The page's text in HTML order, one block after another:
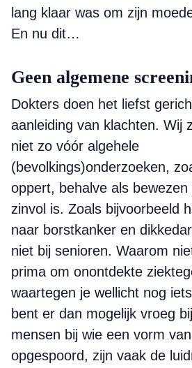
lang klaar was om zijn
En nu dit…
Geen algemene
Dokters doen het liefst
aanleiding van klachten. Wij
niet zo vóór algehele
(bevolkings)onderzoeken,
oppert, behalve als
zinvol is. Zoals bijvoorbeeld
naar borstkanker en
niet bij senioren. Waarom
prima om onontdekte
waartegen je wellicht nog
bent er dan mogelijk vroeg
mensen bij wie een vorm
opgespoord, zijn vaak de